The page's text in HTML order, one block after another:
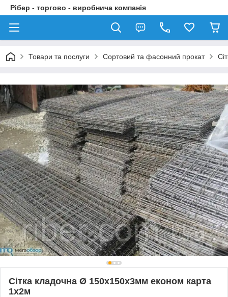
Рібер - торгово - виробнича компанія
Товари та послуги Сортовий та фасонний прокат
Сітка кладочна Ø 150х150х3мм економ карта
1х2м